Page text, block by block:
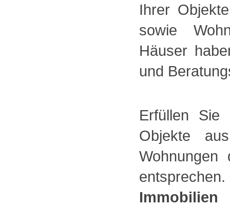
Ihrer
sowie
Häuser
und
Erfüllen Sie
Objekte
Immobilien